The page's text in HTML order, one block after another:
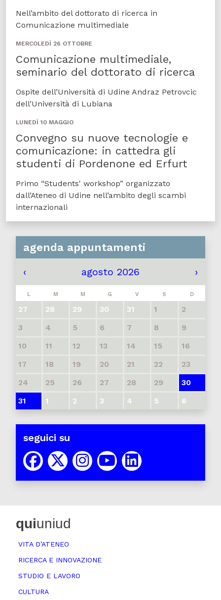
Nell’ambito del dottorato di ricerca in
Comunicazione multimediale
MERCOLEDÌ 26 OTTOBRE
Comunicazione multimediale,
seminario del dottorato di ricerca
Ospite dell’Università di Udine Andraz Petrovcic
dell’Università di Lubiana
LUNEDÌ 10 MAGGIO
Convegno su nuove tecnologie e
comunicazione: in cattedra gli
studenti di Pordenone ed Erfurt
Primo “Students' workshop” organizzato
dall’Ateneo di Udine nell’ambito degli scambi
internazionali
agenda appuntamenti
‹ agosto 2026 ›
L M M G V S D
27 28 29 30 31 1
2
3
4 5 6 7 8
9
10
11 12 13 14 15
16
17
18 19 20 21 22
23
24
25 26 27 28 29
30
31
1 2 3 4 5 6
seguici su
quiuniud
VITA D’ATENEO
RICERCA E INNOVAZIONE
STUDIO E LAVORO
CULTURA